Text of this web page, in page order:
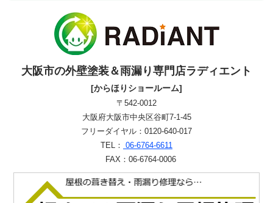
大阪市の外壁塗装＆雨漏り専門店ラディエント
[からほりショールーム]
〒542-0012
大阪府大阪市中央区谷町7-1-45
フリーダイヤル：0120-640-017
TEL： 06-6764-6611
FAX：06-6764-0006